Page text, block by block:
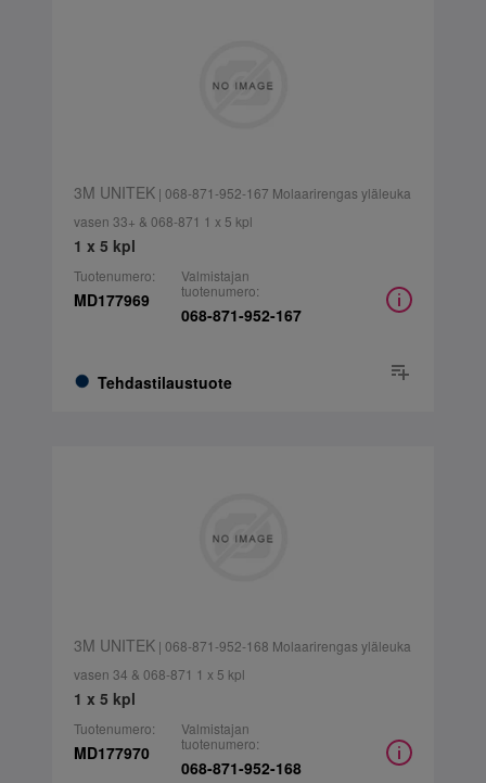
3M UNITEK| 068-871-952-167 Molaarirengas yläleuka
vasen 33+ & 068-871 1 x 5 kpl
1 x 5 kpl
Tuotenumero:
MD177969
Tehdastilaustuote
Valmistajan
tuotenumero:
068-871-952-167
3M UNITEK| 068-871-952-168 Molaarirengas yläleuka
vasen 34 & 068-871 1 x 5 kpl
1 x 5 kpl
Tuotenumero:
MD177970
Valmistajan
tuotenumero:
068-871-952-168